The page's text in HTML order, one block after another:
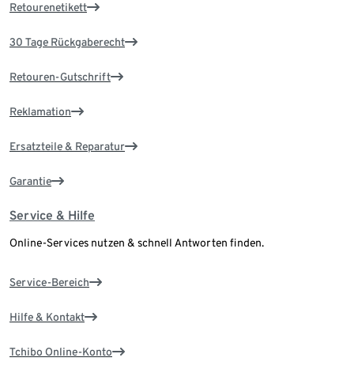
Retourenetikett
30 Tage Rückgaberecht
Retouren-Gutschrift
Reklamation
Ersatzteile & Reparatur
Garantie
Service & Hilfe
Online-Services nutzen & schnell Antworten finden.
Service-Bereich
Hilfe & Kontakt
Tchibo Online-Konto